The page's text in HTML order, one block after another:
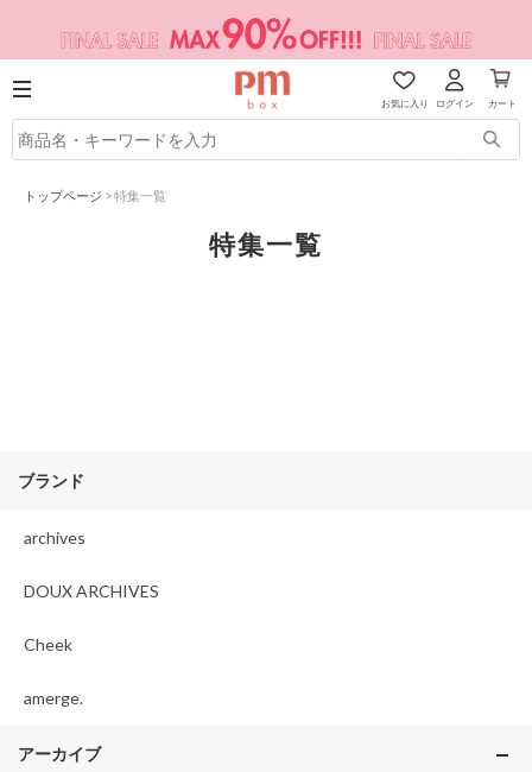
お気に入り ログイン カート
トップページ >特集一覧
特集一覧
ブランド
archives
DOUX ARCHIVES
Cheek
amerge.
アーカイブ